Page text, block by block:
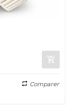
Comparer